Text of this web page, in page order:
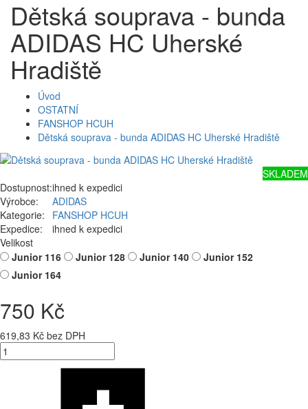
Dětská souprava - bunda
ADIDAS HC Uherské
Hradiště
Úvod
OSTATNÍ
FANSHOP HCUH
Dětská souprava - bunda ADIDAS HC Uherské Hradiště
SKLADEM
Dostupnost:ihned k expedici
Výrobce:
ADIDAS
Kategorie:
FANSHOP HCUH
Expedice:
ihned k expedici
Velikost
Junior 116
Junior 128 Junior 140
Junior 152
Junior 164
750 Kč
619,83 Kč bez DPH